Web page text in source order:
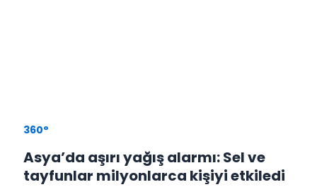
360°
Asya’da aşırı yağış alarmı: Sel ve
tayfunlar milyonlarca kişiyi etkiledi